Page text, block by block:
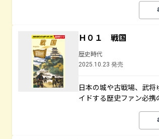
Ｈ０１ 戦国
歴史時代
2025.10.23 発売
日本の城や古戦場、武
イドする歴史ファン必携